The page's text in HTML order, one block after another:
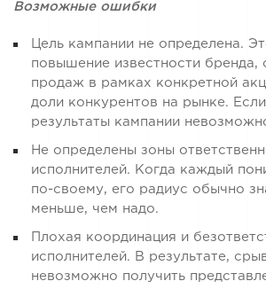
Возможные ошибки
Цель кампании не определена.
повышение известности бренда,
продаж в рамках конкретной
доли конкурентов на рынке.
результаты кампании
Не определены зоны
исполнителей. Когда каждый
по-своему, его радиус обычно
меньше, чем надо.
Плохая координация и
исполнителей. В результате,
невозможно получить